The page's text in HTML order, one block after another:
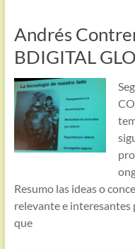
Andrés
BDIGITAL
Resumo las ideas o
relevante e interesantes
que